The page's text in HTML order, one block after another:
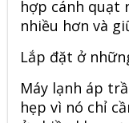
hợp cánh quạt
nhiều hơn và
Lắp đặt ở
Máy lạnh áp
hẹp vì nó chỉ